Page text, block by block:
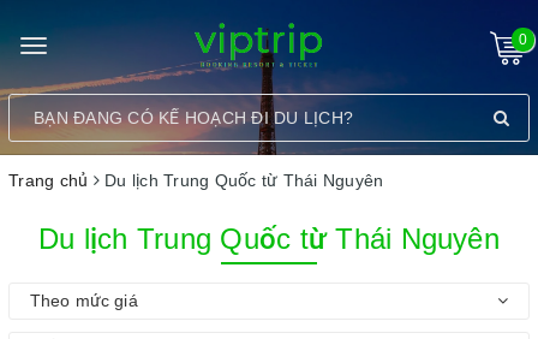
Toggle
navigation
0
Trang chủ Du lịch Trung Quốc từ Thái Nguyên
Du lịch Trung Quốc từ Thái Nguyên
Theo mức giá